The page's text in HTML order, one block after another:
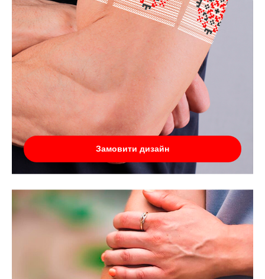
Замовити дизайн